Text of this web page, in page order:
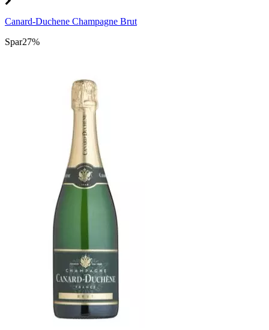
Canard-Duchene Champagne Brut
Spar27%